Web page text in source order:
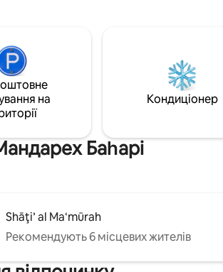
два ліжка по 120 см), а також
мальовнича рецепція, вітальня
їдальня. ​🌅 Забронюйте
своєї мрії вже сьогодні!
на
Кондиціонер
Баһарі
Shāţi’ al Ma‘mūrah
Рекомендують 6 місцевих жителів